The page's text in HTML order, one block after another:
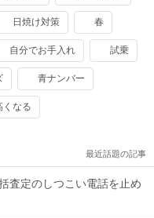
日焼け対策 春
自分でお手入れ 試乗
青ナンバー
くなる
最近話題の記事
査定のしつこい電話を止め